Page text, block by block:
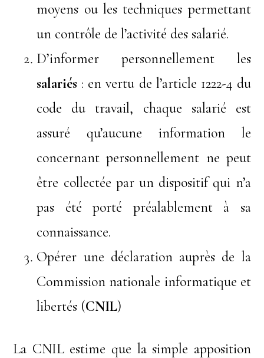
moyens ou les techniques permettant
un contrôle de l’activité des salarié.
D’informer personnellement les
salariés : en vertu de l’article 1222-4 du
code du travail, chaque salarié est
assuré qu’aucune information le
concernant personnellement ne peut
être collectée par un dispositif qui n’a
pas été porté préalablement à sa
connaissance.
Opérer une déclaration auprès de la
Commission nationale informatique et
libertés (CNIL)
La CNIL estime que la simple apposition